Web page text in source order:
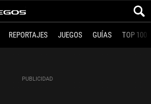
REPORTAJES JUEGOS GUÍAS TOP 100